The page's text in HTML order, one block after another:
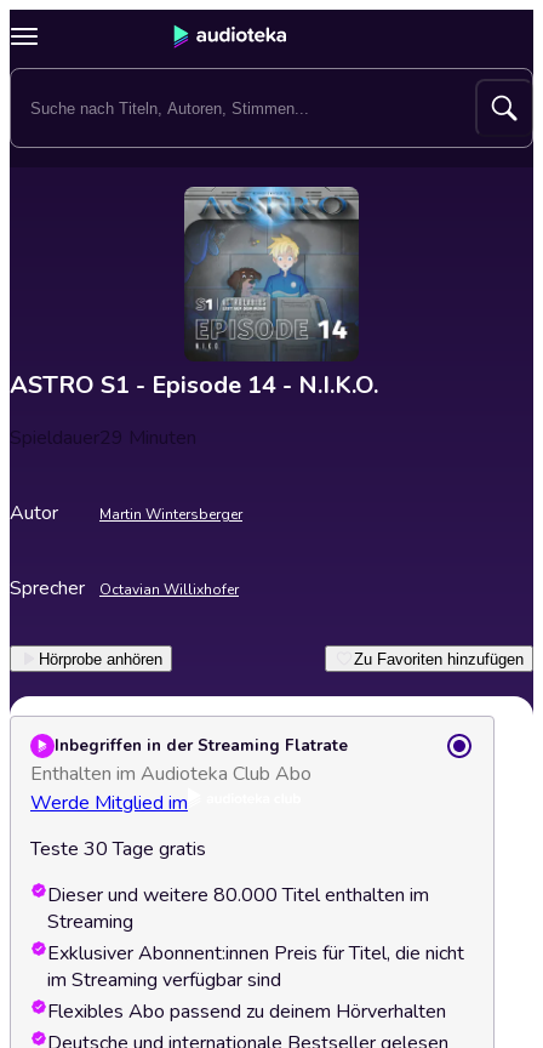
ASTRO S1 - Episode 14 - N.I.K.O.
Spieldauer29 Minuten
Autor Martin Wintersberger
Sprecher Octavian Willixhofer
Hörprobe anhören Zu Favoriten hinzufügen
Inbegriffen in der Streaming Flatrate
Enthalten im Audioteka Club Abo
Werde Mitglied im
Teste 30 Tage gratis
Dieser und weitere 80.000 Titel enthalten im
Streaming
Exklusiver Abonnent:innen Preis für Titel, die nicht
im Streaming verfügbar sind
Flexibles Abo passend zu deinem Hörverhalten